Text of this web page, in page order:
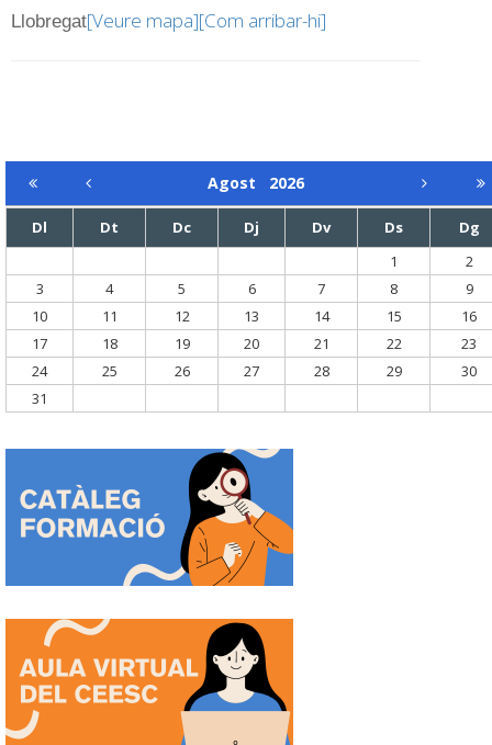
Llobregat[Veure mapa][Com arribar-hi]
Agost 2026
Dl Dt Dc Dj Dv Ds
Dg
1
2
3
4 5 6 7 8
9
10
11 12 13 14 15
16
17
18 19 20 21 22
23
24
25 26 27 28 29
30
31